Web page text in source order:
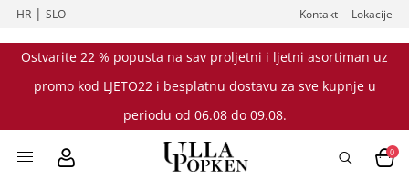
HR |SLO Kontakt Lokacije
Ostvarite 22 % popusta na sav proljetni i ljetni asortiman uz
promo kod LJETO22 i besplatnu dostavu za sve kupnje u
periodu od 06.08 do 09.08.
0